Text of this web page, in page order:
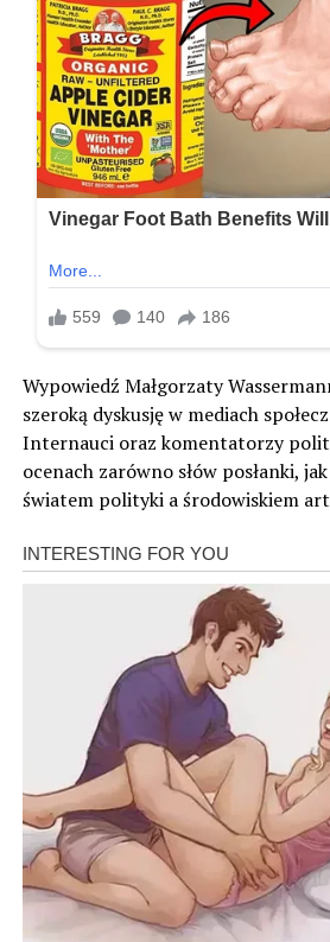
Wypowiedź Małgorzaty
szeroką dyskusję w mediach
Internauci oraz komentatorzy
ocenach zarówno słów posłanki,
światem polityki a środowiskiem